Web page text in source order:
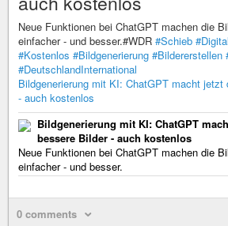
Neue Funktionen bei ChatGPT machen die
einfacher - und besser.#WDR #Schieb #Digital
#Kostenlos #Bildgenerierung #Bildererstellen
#DeutschlandInternational
Bildgenerierung mit KI: ChatGPT macht
- auch kostenlos
Bildgenerierung mit KI: ChatGPT
bessere Bilder - auch kostenlos
Neue Funktionen bei ChatGPT machen die
einfacher - und besser.
0 comments